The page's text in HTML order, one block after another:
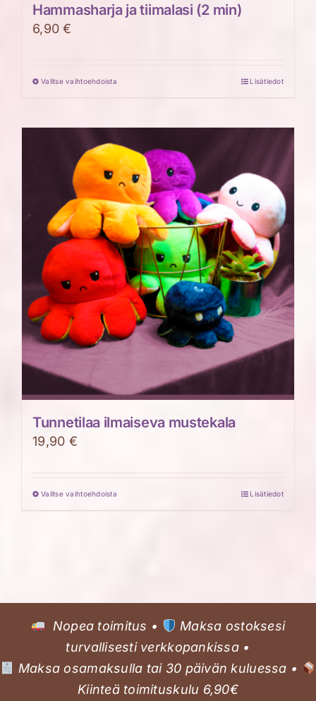
Hammasharja ja tiimalasi (2 min)
6,90€
Valitse vaihtoehdoistaTällä
on
useampi
muunnelma.
Voit
tehdä
valinnat
tuotteen
sivulla.
Lisätiedot
Tunnetilaa ilmaiseva mustekala
19,90 €
Valitse vaihtoehdoistaTällä
Voit
tehdä
valinnat
tuotteen
sivulla.
Lisätiedot
Nopea toimitus •
Maksa ostoksesi
turvallisesti verkkopankissa •
Maksa osamaksulla tai 30 päivän kuluessa •
Kiinteä toimituskulu 6,90€